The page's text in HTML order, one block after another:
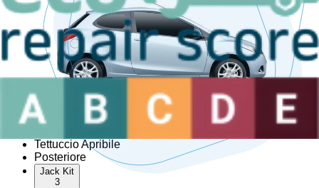
Deflettore anteriore destro
Deflettore anteriore sinistro
Modanatura passaruota
Modanatura passaruota anteriore destra
Modanatura passaruota anteriore sinistra
Modanatura passaruota posteriore destra
Modanatura passaruota posteriore sinistra
Porta scorrevole destra
Porta scorrevole sinistra
Serbatoio AdBlue/DPF
Tettuccio Apribile
Posteriore
Jack Kit
3